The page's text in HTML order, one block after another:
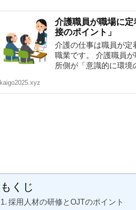
介護職員が職場に
接のポイント」
介護の仕事は職員が定
職業です。 介護職員
所側が「意識的に環境
kaigo2025.xyz
もくじ
採用人材の研修とOJTのポイント